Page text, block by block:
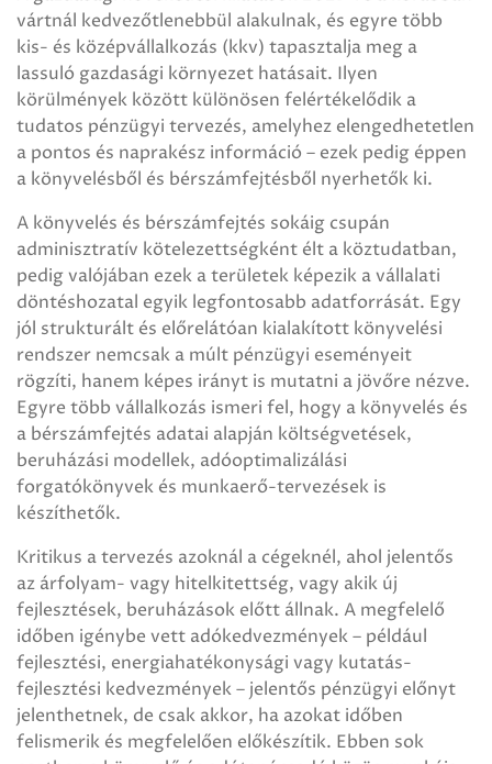
vártnál kedvezőtlenebbül alakulnak, és egyre több
kis- és középvállalkozás (kkv) tapasztalja meg a
lassuló gazdasági környezet hatásait. Ilyen
körülmények között különösen felértékelődik a
tudatos pénzügyi tervezés, amelyhez elengedhetetlen
a pontos és naprakész információ – ezek pedig éppen
a könyvelésből és bérszámfejtésből nyerhetők ki.
A könyvelés és bérszámfejtés sokáig csupán
adminisztratív kötelezettségként élt a köztudatban,
pedig valójában ezek a területek képezik a vállalati
döntéshozatal egyik legfontosabb adatforrását. Egy
jól strukturált és előrelátóan kialakított könyvelési
rendszer nemcsak a múlt pénzügyi eseményeit
rögzíti, hanem képes irányt is mutatni a jövőre nézve.
Egyre több vállalkozás ismeri fel, hogy a könyvelés és
a bérszámfejtés adatai alapján költségvetések,
beruházási modellek, adóoptimalizálási
forgatókönyvek és munkaerő-tervezések is
készíthetők.
Kritikus a tervezés azoknál a cégeknél, ahol jelentős
az árfolyam- vagy hitelkitettség, vagy akik új
fejlesztések, beruházások előtt állnak. A megfelelő
időben igénybe vett adókedvezmények – például
fejlesztési, energiahatékonysági vagy kutatás-
fejlesztési kedvezmények – jelentős pénzügyi előnyt
jelenthetnek, de csak akkor, ha azokat időben
felismerik és megfelelően előkészítik. Ebben sok